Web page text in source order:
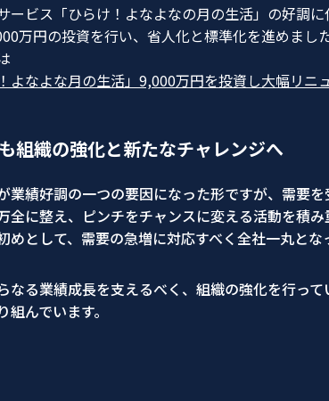
ービス「ひらけ！よなよなの月の生活」の好調
万円の投資を行い、省人化と標準化を進めました
よなよな月の生活」9,000万円を投資し大幅リニ
組織の強化と新たなチャレンジへ
業績好調の一つの要因になった形ですが、需要
全に整え、ピンチをチャンスに変える活動を積
めとして、需要の急増に対応すべく全社一丸とな
なる業績成長を支えるべく、組織の強化を行っ
組んでいます。